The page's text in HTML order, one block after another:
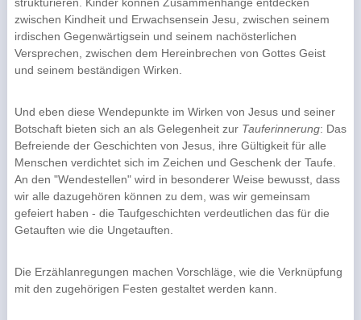
zwischen Kindheit und Erwachsensein Jesu, zwischen seinem
irdischen Ge­genwärtigsein und seinem nachösterlichen
Versprechen, zwischen dem Hereinbrechen von Gottes Geist
und seinem beständigen Wirken.
Und eben diese Wendepunkte im Wirken von Jesus und seiner
Botschaft bieten sich an als Gele­genheit zur Tauferinnerung: Das
Befreiende der Geschichten von Jesus, ihre Gültigkeit für alle
Menschen verdichtet sich im Zeichen und Geschenk der Taufe.
An den "Wendestellen" wird in be­sonderer Weise bewusst, dass
wir alle dazugehören können zu dem, was wir gemeinsam
gefeiert haben - die Taufgeschichten verdeutlichen das für die
Getauften wie die Ungetauften.
Die Erzählanregungen machen Vorschläge, wie die Verknüpfung
mit den zugehörigen Festen gestaltet werden kann.